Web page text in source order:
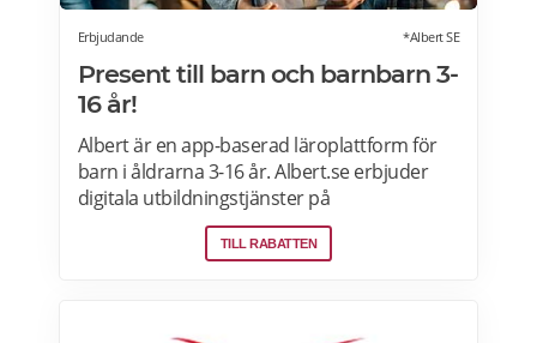
Erbjudande *Albert SE
Present till barn och barnbarn 3-
16 år!
Albert är en app-baserad läroplattform för
barn i åldrarna 3-16 år. Albert.se erbjuder
digitala utbildningstjänster på
prenumerationsbasis i matematik, svenska,
engelska, programmering och geografi.
TILL RABATTEN